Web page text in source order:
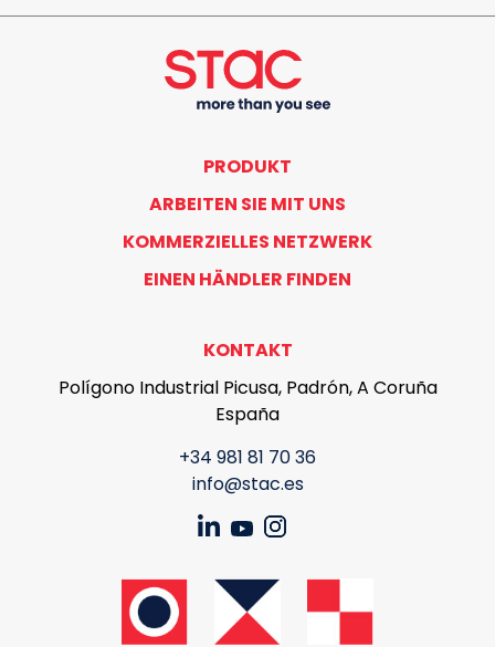
PRODUKT
ARBEITEN SIE MIT UNS
KOMMERZIELLES NETZWERK
EINEN HÄNDLER FINDEN
KONTAKT
Polígono Industrial Picusa, Padrón, A Coruña
España
+34 981 81 70 36
info@stac.es